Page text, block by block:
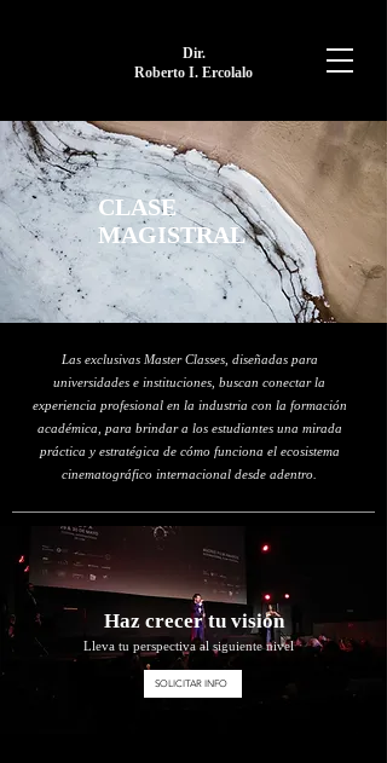
Dir.
Roberto I. Ercolalo
CLASE
MAGISTRAL
Las exclusivas Master Classes, diseñadas para
universidades e instituciones, buscan conectar la
experiencia profesional en la industria con la formación
académica, para brindar a los estudiantes una mirada
práctica y estratégica de cómo funciona el ecosistema
cinematográfico internacional desde adentro.
Haz crecer tu visión
Lleva tu perspectiva al siguiente nivel
SOLICITAR INFO